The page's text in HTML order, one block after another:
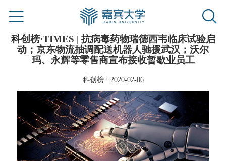
科创榜·TIMES | 抗病毒药物瑞德西韦临床试验启
动；京东物流抽调配送机器人驰援武汉；沃尔
玛、永辉等零售商宣布接收暂歇业员工
科创榜 · 2020-02-06